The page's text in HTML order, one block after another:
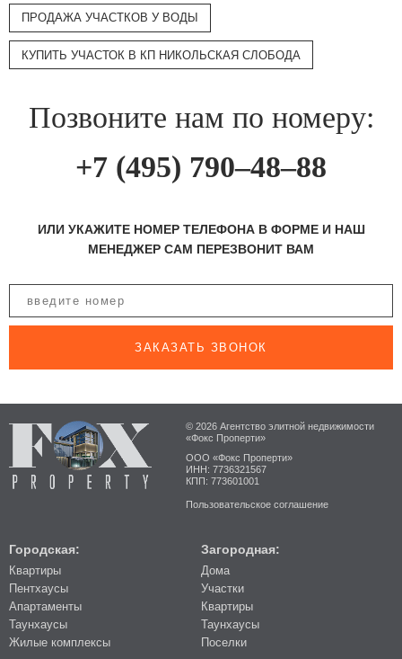
ПРОДАЖА УЧАСТКОВ У ВОДЫ
КУПИТЬ УЧАСТОК В КП НИКОЛЬСКАЯ СЛОБОДА
Позвоните нам по номеру:
+7 (495) 790–48–88
ИЛИ УКАЖИТЕ НОМЕР ТЕЛЕФОНА В ФОРМЕ И НАШ
МЕНЕДЖЕР САМ ПЕРЕЗВОНИТ ВАМ
ЗАКАЗАТЬ ЗВОНОК
© 2026 Агентство элитной недвижимости
«Фокс Проперти»
ООО «Фокс Проперти»
ИНН: 7736321567
КПП: 773601001
Пользовательское соглашение
Городская:
Квартиры
Пентхаусы
Апартаменты
Таунхаусы
Жилые комплексы
Загородная:
Дома
Участки
Квартиры
Таунхаусы
Поселки